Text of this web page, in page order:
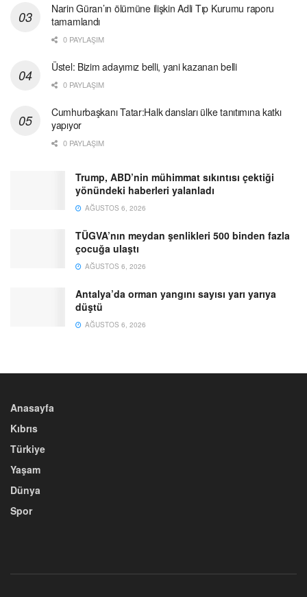
Narin Güran’ın ölümüne ilişkin Adli Tıp Kurumu raporu
tamamlandı
0 PAYLAŞIM
Üstel: Bizim adayımız belli, yani kazanan belli
0 PAYLAŞIM
Cumhurbaşkanı Tatar:Halk dansları ülke tanıtımına katkı
yapıyor
0 PAYLAŞIM
Trump, ABD’nin mühimmat sıkıntısı çektiği
yönündeki haberleri yalanladı
AĞUSTOS 6, 2026
TÜGVA’nın meydan şenlikleri 500 binden fazla
çocuğa ulaştı
AĞUSTOS 6, 2026
Antalya’da orman yangını sayısı yarı yarıya
düştü
AĞUSTOS 6, 2026
Anasayfa
Kıbrıs
Türkiye
Yaşam
Dünya
Spor